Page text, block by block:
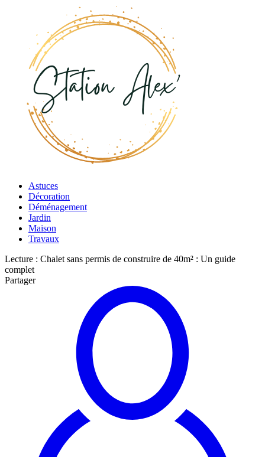
Astuces
Décoration
Déménagement
Jardin
Maison
Travaux
Lecture : Chalet sans permis de construire de 40m² : Un guide
complet
Partager